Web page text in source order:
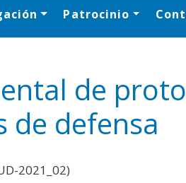
principal
Patrocinio
de
de defensa
2021_02)